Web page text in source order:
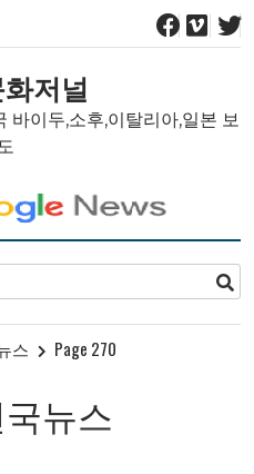
저널
바이두,소후,이탈리아,일본 보
스 Page 270
뉴스